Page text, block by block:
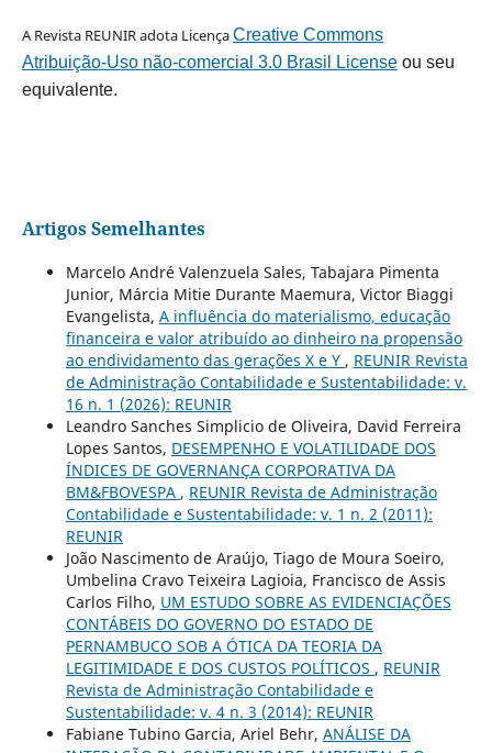
A Revista REUNIR adota LicençaCreative Commons
Atribuição-Uso não-comercial 3.0 Brasil Licenseou seu
equivalente.
Artigos Semelhantes
Marcelo André Valenzuela Sales, Tabajara Pimenta
Junior, Márcia Mitie Durante Maemura, Victor Biaggi
Evangelista, A influência do materialismo, educação
financeira e valor atribuído ao dinheiro na propensão
ao endividamento das gerações X e Y , REUNIR Revista
de Administração Contabilidade e Sustentabilidade: v.
16 n. 1 (2026): REUNIR
Leandro Sanches Simplicio de Oliveira, David Ferreira
Lopes Santos, DESEMPENHO E VOLATILIDADE DOS
ÍNDICES DE GOVERNANÇA CORPORATIVA DA
BM&FBOVESPA , REUNIR Revista de Administração
Contabilidade e Sustentabilidade: v. 1 n. 2 (2011):
REUNIR
João Nascimento de Araújo, Tiago de Moura Soeiro,
Umbelina Cravo Teixeira Lagioia, Francisco de Assis
Carlos Filho, UM ESTUDO SOBRE AS EVIDENCIAÇÕES
CONTÁBEIS DO GOVERNO DO ESTADO DE
PERNAMBUCO SOB A ÓTICA DA TEORIA DA
LEGITIMIDADE E DOS CUSTOS POLÍTICOS , REUNIR
Revista de Administração Contabilidade e
Sustentabilidade: v. 4 n. 3 (2014): REUNIR
Fabiane Tubino Garcia, Ariel Behr, ANÁLISE DA